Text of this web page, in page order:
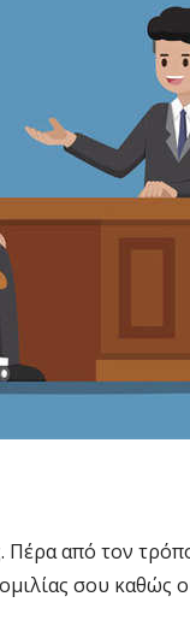
από τον
σου καθώς